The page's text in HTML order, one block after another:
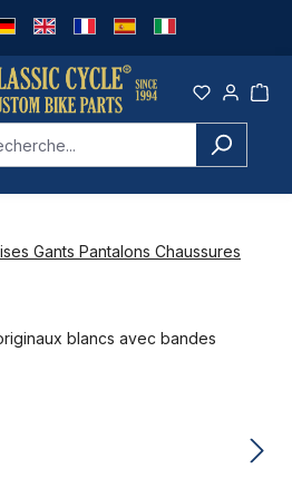
Gants Pantalons Chaussures